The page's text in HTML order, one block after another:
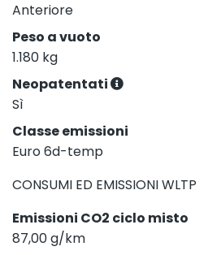
Anteriore
Peso a vuoto
1.180 kg
Neopatentati
Sì
Classe emissioni
Euro 6d-temp
CONSUMI ED EMISSIONI WLTP
Emissioni CO2 ciclo misto
87,00 g/km